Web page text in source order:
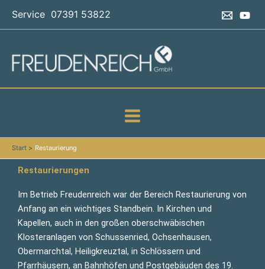
Inhalt
Service 07391 53822
Start Restaurierung
Restaurierungen
Im Betrieb Freudenreich war der Bereich Restaurierung von
Anfang an ein wichtiges Standbein. In Kirchen und
Kapellen, auch in den großen oberschwäbischen
Klosteranlagen von Schussenried, Ochsenhausen,
Obermarchtal, Heiligkreuztal, in Schlössern und
Pfarrhäusern, an Bahnhöfen und Postgebäuden des 19.